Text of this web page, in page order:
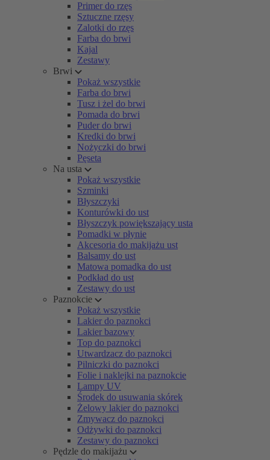
Primer do rzęs
Sztuczne rzęsy
Zalotki do rzęs
Farba do brwi
Kajal
Zestawy
Brwi
Pokaż wszystkie
Farba do brwi
Tusz i żel do brwi
Pomada do brwi
Puder do brwi
Kredki do brwi
Nożyczki do brwi
Pęseta
Na usta
Pokaż wszystkie
Szminki
Błyszczyki
Konturówki do ust
Błyszczyk powiększający usta
Pomadki w płynie
Akcesoria do makijażu ust
Balsamy do ust
Matowa pomadka do ust
Podkład do ust
Zestawy do ust
Paznokcie
Pokaż wszystkie
Lakier do paznokci
Lakier bazowy
Top do paznokci
Utwardzacz do paznokci
Pilniczki do paznokci
Folie i naklejki na paznokcie
Lampy UV
Środek do usuwania skórek
Żelowy lakier do paznokci
Zmywacz do paznokci
Odżywki do paznokci
Zestawy do paznokci
Pędzle do makijażu